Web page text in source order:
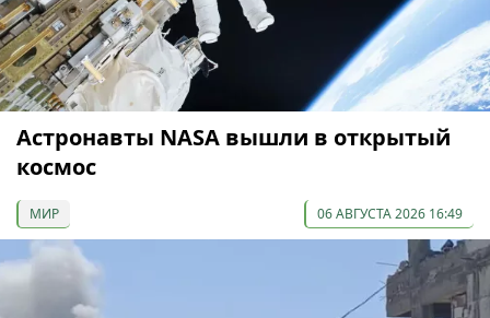
Астронавты NASA вышли в открытый
космос
МИР 06 АВГУСТА 2026 16:49